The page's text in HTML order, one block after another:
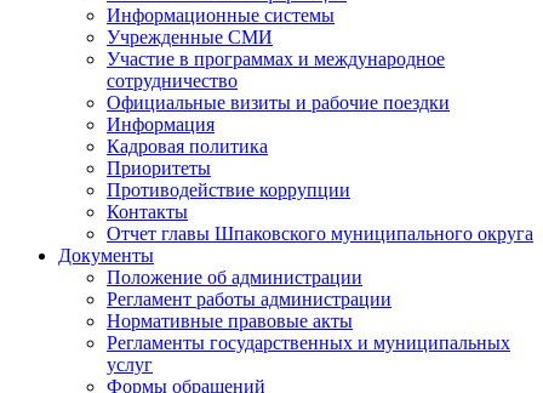
Информационные системы
Учрежденные СМИ
Участие в программах и международное
сотрудничество
Официальные визиты и рабочие поездки
Информация
Кадровая политика
Приоритеты
Противодействие коррупции
Контакты
Отчет главы Шпаковского муниципального округа
Документы
Положение об администрации
Регламент работы администрации
Нормативные правовые акты
Регламенты государственных и муниципальных
услуг
Формы обращений